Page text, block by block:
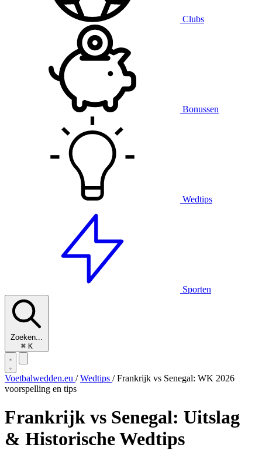
Clubs
Bonussen
Wedtips
Sporten
Zoeken...
⌘ K
Voetbalwedden.eu / Wedtips / Frankrijk vs Senegal: WK 2026
voorspelling en tips
Frankrijk vs Senegal: Uitslag
& Historische Wedtips